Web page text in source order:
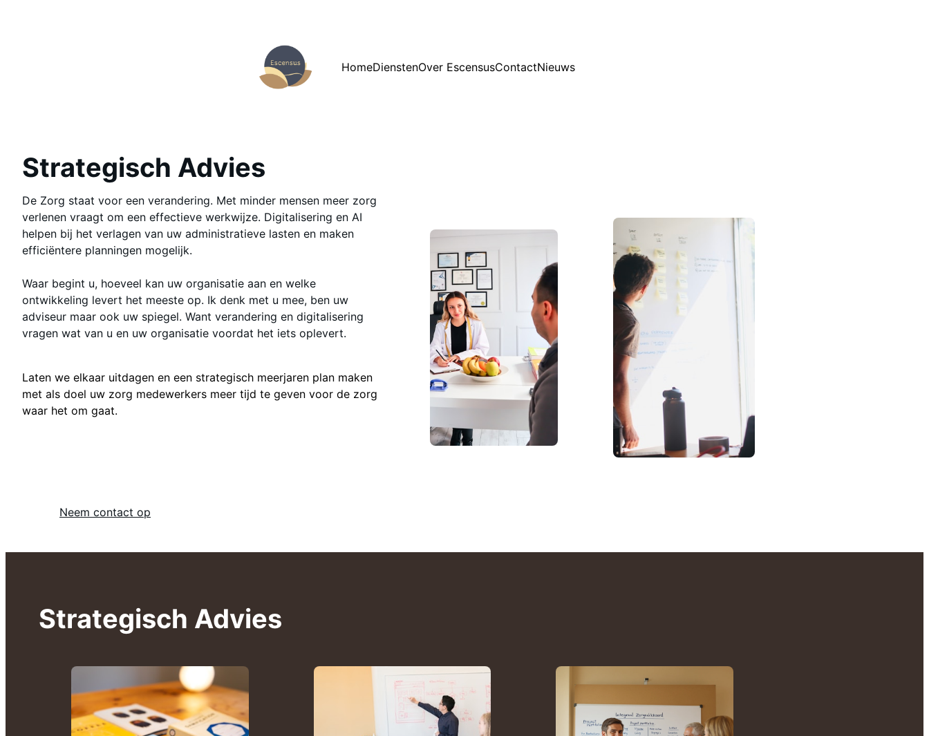
HomeDienstenOver EscensusContactNieuws
Strategisch Advies
De Zorg staat voor een verandering. Met minder mensen meer zorg
verlenen vraagt om een effectieve werkwijze. Digitalisering en AI
helpen bij het verlagen van uw administratieve lasten en maken
efficiëntere planningen mogelijk.
Waar begint u, hoeveel kan uw organisatie aan en welke
ontwikkeling levert het meeste op. Ik denk met u mee, ben uw
adviseur maar ook uw spiegel. Want verandering en digitalisering
vragen wat van u en uw organisatie voordat het iets oplevert.
Laten we elkaar uitdagen en een strategisch meerjaren plan maken
met als doel uw zorg medewerkers meer tijd te geven voor de zorg
waar het om gaat.
Neem contact op
Strategisch Advies